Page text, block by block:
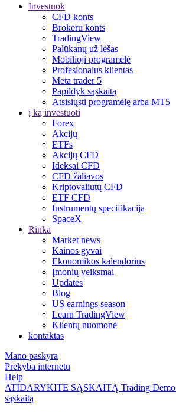
Investuok
CFD konts
Brokeru konts
TradingView
Palūkanų už lėšas
Mobilioji programėlė
Profesionalus klientas
Meta trader 5
Papildyk sąskaitą
Atsisiųsti programėlę arba MT5
į ką investuoti
Forex
Akcijų
ETFs
Akcijų CFD
Ideksai CFD
CFD žaliavos
Kriptovaliutų CFD
ETF CFD
Instrumentų specifikacija
SpaceX
Rinka
Market news
Kainos gyvai
Ekonomikos kalendorius
Įmonių veiksmai
Updates
Blog
US earnings season
Learn TradingView
Klientų nuomonė
kontaktas
Mano paskyra
Prekyba internetu
Help
ATIDARYKITE SĄSKAITĄ Trading Demo
sąskaitą